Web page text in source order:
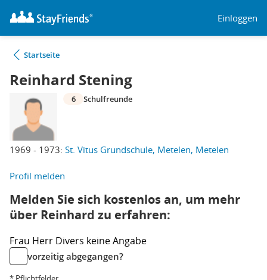
Einloggen
Startseite
Reinhard Stening
1969 - 1973: St. Vitus Grundschule, Metelen, Metelen
6 Schulfreunde
Profil melden
Melden Sie sich kostenlos an, um mehr
über Reinhard zu erfahren:
Frau Herr Divers keine Angabe
vorzeitig abgegangen?